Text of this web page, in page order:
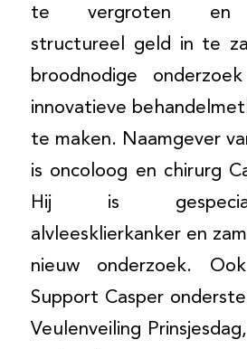
te vergroten en
structureel geld in te
broodnodige
innovatieve
te maken. Naamgever
is oncoloog en chirurg
Hij is
alvleesklierkanker en
nieuw onderzoek.
Support Casper
Veulenveiling